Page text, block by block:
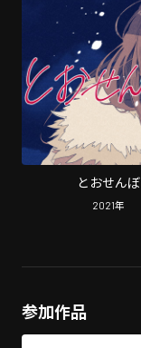
とおせんぼ
2021年
参加作品